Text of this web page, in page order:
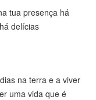
tua presença há
delícias
na terra e a viver
uma vida que é